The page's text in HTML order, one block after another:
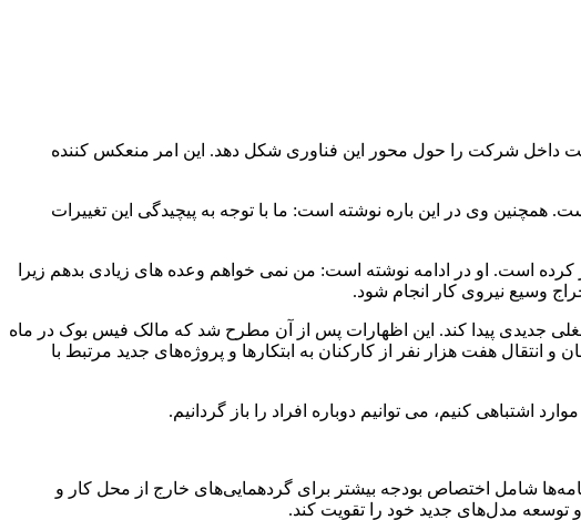
داخل شرکت را حول محور این فناوری شکل دهد. این امر منعکس کننده
وی در این باره نوشته است: ما با توجه به پیچیدگی این تغییرات
است. او در ادامه نوشته است: من نمی خواهم وعده های زیادی بدهم زیرا
وسیع نیروی کار انجام شود.
جدیدی پیدا کند. این اظهارات پس از آن مطرح شد که مالک فیس بوک در ماه
شامل اخراج ۱۰ درصد از نیروی کار متا در سراسر جهان و انتقال هفت هزار نفر از کارکنان به ابتکارها و پروژه‌های جدید مرتبط با
اشتباهی کنیم، می توانیم دوباره افراد را باز گردانیم.
شامل اختصاص بودجه بیشتر برای گردهمایی‌های خارج از محل کار و